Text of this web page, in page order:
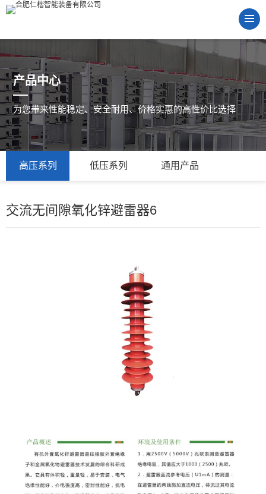
产品中心
为您带来性能稳定、安全耐用、价格实惠的高性价比选择
高压系列 低压系列 通用产品
交流无间隙氧化锌避雷器6